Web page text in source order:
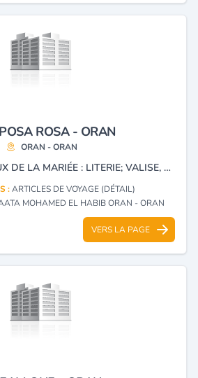
ROSA - ORAN
ORAN - ORAN
VENTE TROUSSEAUX DE LA MARIÉE : LITERIE; VALISE, COUETTE; COUVERTURE , SORTI DE BAIN , LINGERIE FEMININE
:ARTICLES DE VOYAGE (DÉTAIL)
MOHAMED EL HABIB ORAN - ORAN
VERS LA PAGE